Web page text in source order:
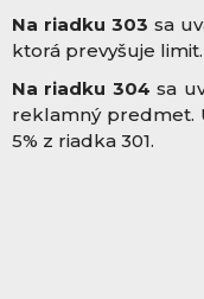
Na riadku 303 sa
ktorá prevyšuje limit.
Na riadku 304sa
reklamný predmet.
5% z riadka 301.